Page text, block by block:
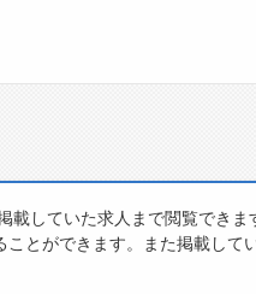
接対策な
会社概要
していた求人まで閲覧できま
とができます。また掲載して